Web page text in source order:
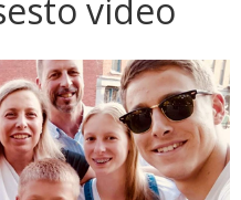
video